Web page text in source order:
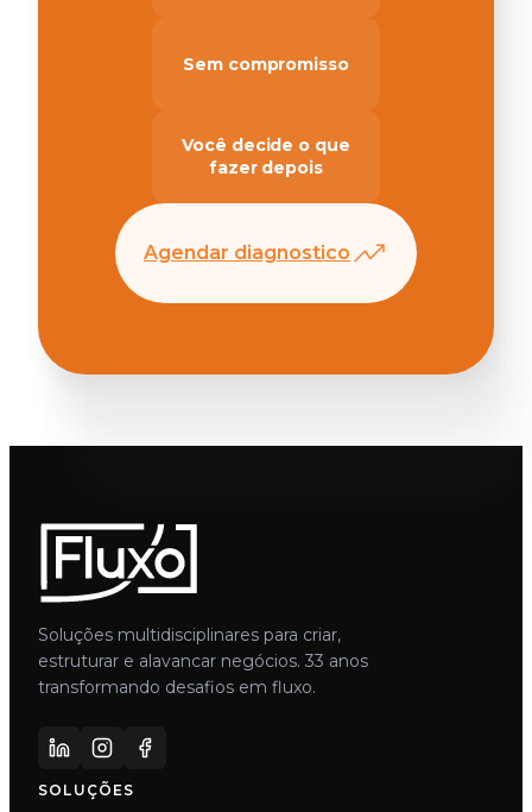
Sem compromisso
Você decide o que
fazer depois
Agendar diagnostico
Soluções multidisciplinares para criar,
estruturar e alavancar negócios. 33 anos
transformando desafios em fluxo.
SOLUÇÕES